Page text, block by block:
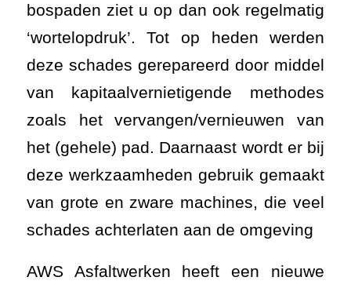
bospaden ziet u op dan ook regelmatig
‘wortelopdruk’. Tot op heden werden
deze schades gerepareerd door middel
van kapitaalvernietigende methodes
zoals het vervangen/vernieuwen van
het (gehele) pad. Daarnaast wordt er bij
deze werkzaamheden gebruik gemaakt
van grote en zware machines, die veel
schades achterlaten aan de omgeving
AWS Asfaltwerken heeft een nieuwe